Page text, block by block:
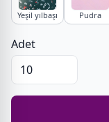
Yeşil yılbaşı Pudra
Adet